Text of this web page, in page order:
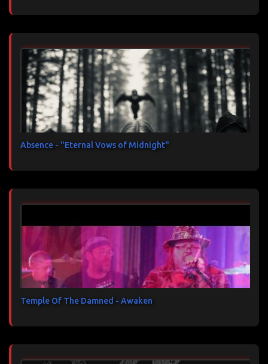
Absence - "Eternal Vows of Midnight"
Temple Of The Damned - Awaken